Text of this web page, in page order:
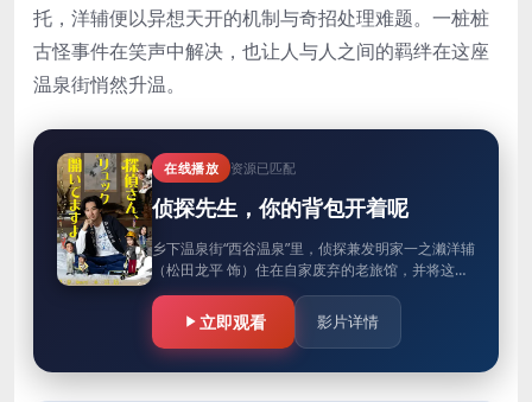
托，洋辅便以异想天开的机制与奇招处理难题。一桩桩
古怪事件在笑声中解决，也让人与人之间的羁绊在这座
温泉街悄然升温。
在线播放 资源已匹配
侦探先生，你的背包开着呢
乡下温泉街“西谷温泉”里，侦探兼发明家一之濑洋辅
（松田龙平 饰）住在自家废弃的老旅馆，并将这里
改造成充满离奇发明品的侦探事务所。曾在美国成
功开发“将负面情绪转化…
立即观看 影片详情